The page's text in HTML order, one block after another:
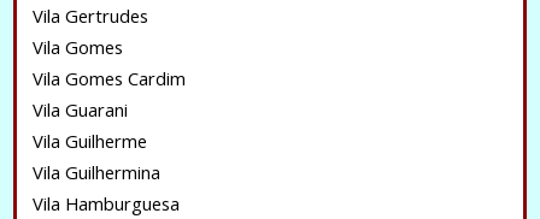
Vila Gertrudes
Vila Gomes
Vila Gomes Cardim
Vila Guarani
Vila Guilherme
Vila Guilhermina
Vila Hamburguesa